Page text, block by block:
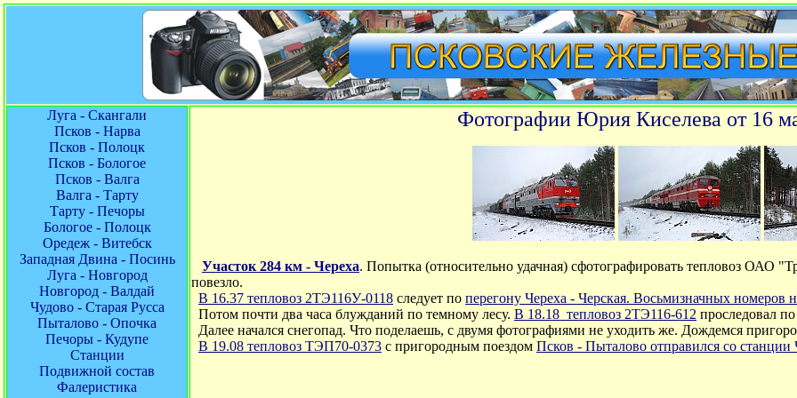
Луга - Скангали
Псков - Нарва
Псков - Полоцк
Псков - Бологое
Псков - Валга
Валга - Тарту
Тарту - Печоры
Бологое - Полоцк
Оредеж - Витебск
Западная Двина - Посинь
Луга - Новгород
Новгород - Валдай
Чудово - Старая Русса
Пыталово - Опочка
Печоры - Кудупе
Станции
Подвижной состав
Фалеристика
Фотографии Юрия Киселева от 16
Участок 284 км - Череха. Попытка (относительно удачная) сфотографировать тепловоз ОАО
повезло.
В 16.37 тепловоз 2ТЭ116У-0118 следует по перегону Череха - Черская. Восьмизначных номеров
Потом почти два часа блужданий по темному лесу. В 18.18 тепловоз 2ТЭ116-612 проследовал
Далее начался снегопад. Что поделаешь, с двумя фотографиями не уходить же. Дождемся
В 19.08 тепловоз ТЭП70-0373 с пригородным поездом Псков - Пыталово отправился со станции